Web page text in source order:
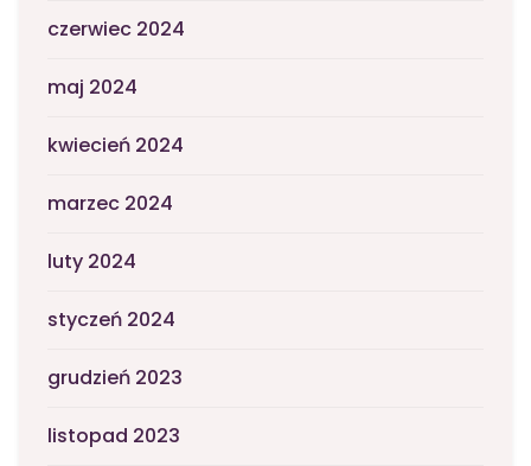
czerwiec 2024
maj 2024
kwiecień 2024
marzec 2024
luty 2024
styczeń 2024
grudzień 2023
listopad 2023